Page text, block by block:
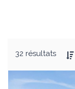
32 résultats